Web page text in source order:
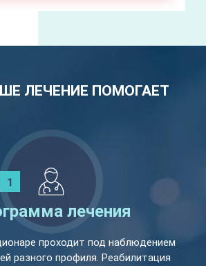
ЛЕЧЕНИЕ ПОМОГАЕТ
лечения
проходит под наблюдением
разного профиля. Реабилитация